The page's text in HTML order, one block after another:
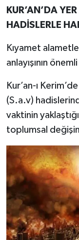
KUR’AN’DA
HADİSLERLE
Kıyamet
anlayışının
Kur’an-ı
(S.a.v)
vaktinin
toplumsal
MEDYA
OTOMOTİV
YAŞAM
KÜLTÜR